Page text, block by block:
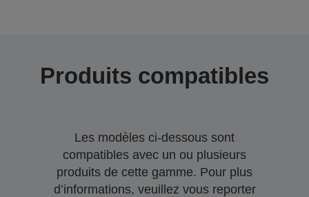
Produits compatibles
Les modèles ci-dessous sont
compatibles avec un ou plusieurs
produits de cette gamme. Pour plus
d’informations, veuillez vous reporter